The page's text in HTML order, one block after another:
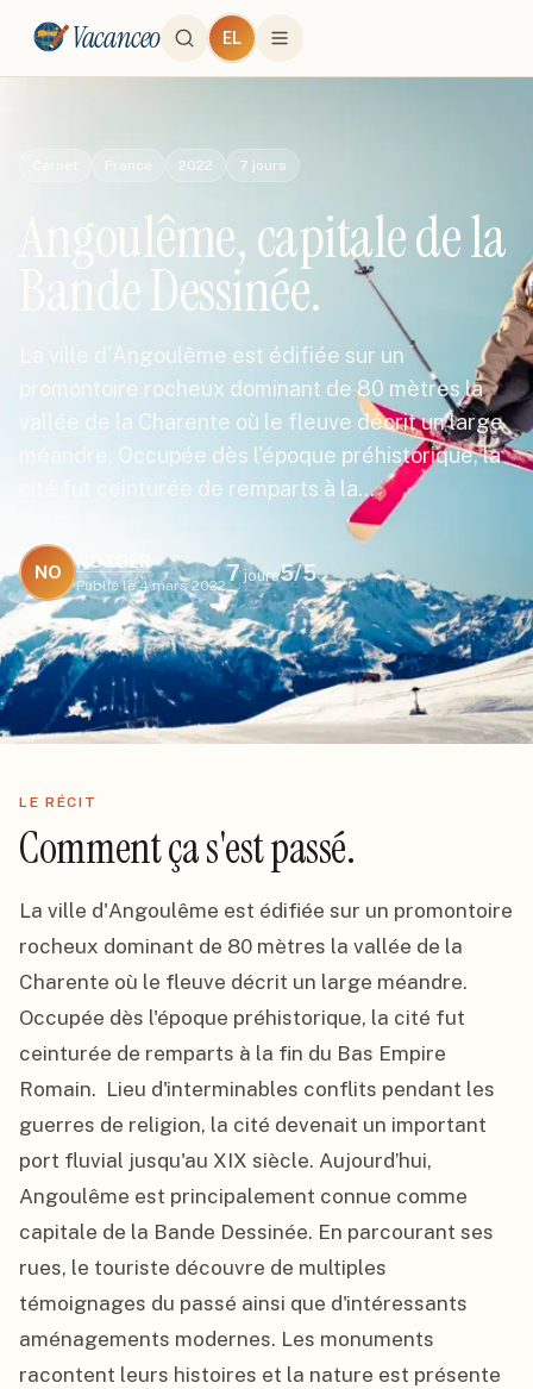
Vacanceo EL
France 2022 7 jours
Angoulême, capitale de la
Bande Dessinée.
La ville d'Angoulême est édifiée sur un
promontoire rocheux dominant de 80 mètres la
vallée de la Charente où le fleuve décrit un large
méandre. Occupée dès l'époque préhistorique, la
cité fut ceinturée de remparts à la…
NO
NOTGER
Publié le 4 mars 2022
7jours5/5
LE RÉCIT
Comment ça s'est passé.
La ville d'Angoulême est édifiée sur un promontoire
rocheux dominant de 80 mètres la vallée de la
Charente où le fleuve décrit un large méandre.
Occupée dès l'époque préhistorique, la cité fut
ceinturée de remparts à la fin du Bas Empire
Romain.  Lieu d'interminables conflits pendant les
guerres de religion, la cité devenait un important
port fluvial jusqu'au XIX siècle. Aujourd’hui,
Angoulême est principalement connue comme
capitale de la Bande Dessinée. En parcourant ses
rues, le touriste découvre de multiples
témoignages du passé ainsi que d'intéressants
aménagements modernes. Les monuments
racontent leurs histoires et la nature est présente